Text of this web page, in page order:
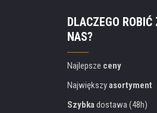
DLACZEGO ROBIĆ
NAS?
Najlepsze ceny
Największyasortyment
Szybka dostawa (48h)